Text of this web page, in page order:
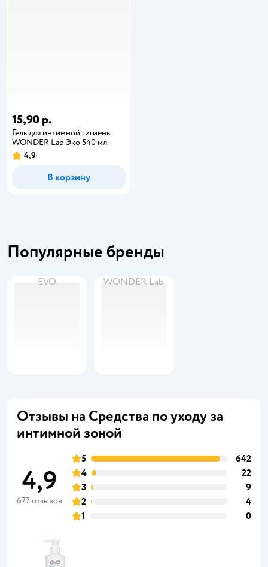
15,90 р.
Гель для интимной гигиены
WONDER Lab Эко 540 мл
4,9
В корзину
Популярные бренды
EVO WONDER Lab
Отзывы на Средства по уходу за
интимной зоной
4,9
677 отзывов
5
642
4
22
3
9
2
4
1
0